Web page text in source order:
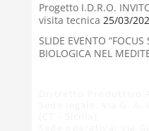
Progetto I.D.R.O.
visita tecnica 25/03/
SLIDE EVENTO
BIOLOGICA NEL